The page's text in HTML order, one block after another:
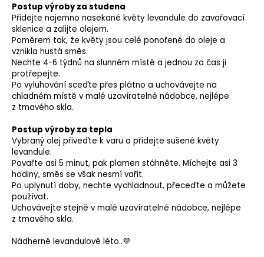
Postup výroby za studena
Přidejte najemno nasekané květy levandule do zavařovací
sklenice a zalijte olejem.
Poměrem tak, že květy jsou celé ponořené do oleje a
vznikla hustá směs.
Nechte 4-6 týdnů na slunném místě a jednou za čas ji
protřepejte.
Po vyluhování sceďte přes plátno a uchovávejte na
chladném místě v malé uzavíratelné nádobce, nejlépe
z tmavého skla.
Postup výroby za tepla
Vybraný olej přiveďte k varu a přidejte sušené květy
levandule.
Povařte asi 5 minut, pak plamen stáhněte. Míchejte asi 3
hodiny, směs se však nesmí vařit.
Po uplynutí doby, nechte vychladnout, přeceďte a můžete
používat.
Uchovávejte stejně v malé uzavíratelné nádobce, nejlépe
z tmavého skla.
Nádherné levandulové léto..💜
HLEDAT
D
o
p
r
u
č
u
j
e
m
e